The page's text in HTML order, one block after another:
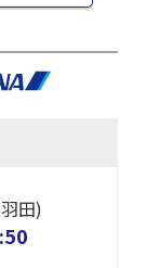
田)